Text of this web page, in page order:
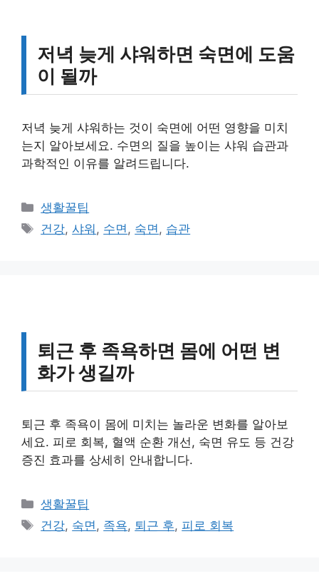
저녁 늦게 샤워하면 숙면에 도움
이 될까
저녁 늦게 샤워하는 것이 숙면에 어떤 영향을 미치
는지 알아보세요. 수면의 질을 높이는 샤워 습관과
과학적인 이유를 알려드립니다.
카
테
생활꿀팁
태
건강,샤워 , 수면 , 숙면 , 습관
퇴근 후 족욕하면 몸에 어떤 변
화가 생길까
퇴근 후 족욕이 몸에 미치는 놀라운 변화를 알아보
세요. 피로 회복, 혈액 순환 개선, 숙면 유도 등 건강
증진 효과를 상세히 안내합니다.
카
테
생활꿀팁
태
건강, 숙면 , 족욕, 퇴근 후, 피로 회복